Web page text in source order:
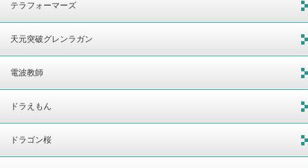
テラフォーマーズ
天元突破グレンラガン
電波教師
ドラえもん
ドラゴン桜